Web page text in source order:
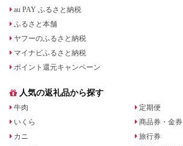
au PAY ふるさと納税
ふるさと本舗
ヤフーのふるさと納税
マイナビふるさと納税
ポイント還元キャンペーン
人気の返礼品から探す
牛肉
いくら
カニ
定期便
商品券・金券
旅行券